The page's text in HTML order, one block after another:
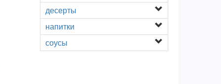
десерты
напитки
соусы